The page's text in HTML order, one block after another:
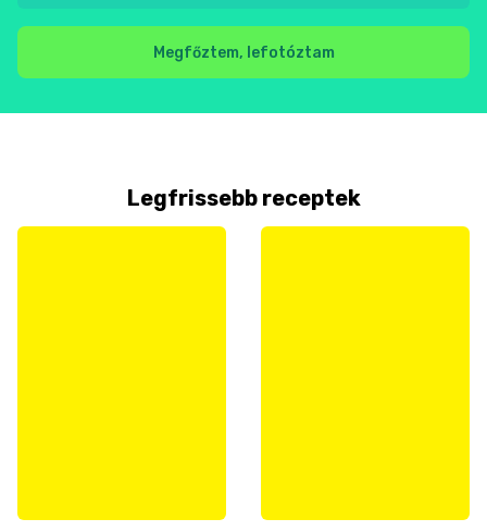
Megfőztem, lefotóztam
Legfrissebb receptek